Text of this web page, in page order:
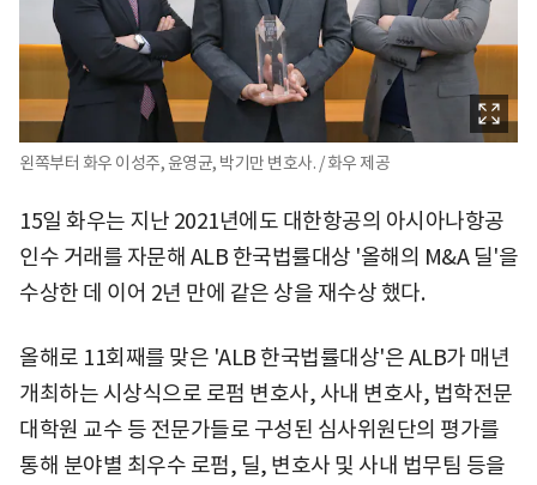
왼쪽부터 화우 이성주, 윤영균, 박기만 변호사. / 화우 제공
15일 화우는 지난 2021년에도 대한항공의 아시아나항공
인수 거래를 자문해 ALB 한국법률대상 '올해의 M&A 딜'을
수상한 데 이어 2년 만에 같은 상을 재수상 했다.
올해로 11회째를 맞은 'ALB 한국법률대상'은 ALB가 매년
개최하는 시상식으로 로펌 변호사, 사내 변호사, 법학전문
대학원 교수 등 전문가들로 구성된 심사위원단의 평가를
통해 분야별 최우수 로펌, 딜, 변호사 및 사내 법무팀 등을